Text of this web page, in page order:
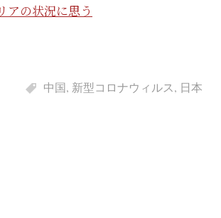
の状況に思う
中国, 新型コロナウィルス, 日本